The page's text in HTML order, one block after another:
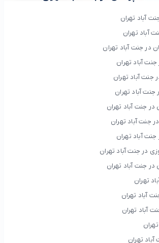
آباد تهران
آباد تهران
در جنت آباد تهران
آباد تهران
جنت آباد تهران
آباد تهران
جنت آباد تهران
جنت آباد تهران
آباد تهران
در جنت آباد تهران
جنت آباد تهران
تهران
آباد تهران
آباد تهران
تهران